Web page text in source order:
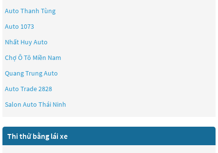
Auto Thanh Tùng
Auto 1073
Nhất Huy Auto
Chợ Ô Tô Miền Nam
Quang Trung Auto
Auto Trade 2828
Salon Auto Thái Ninh
Thi thử bằng lái xe